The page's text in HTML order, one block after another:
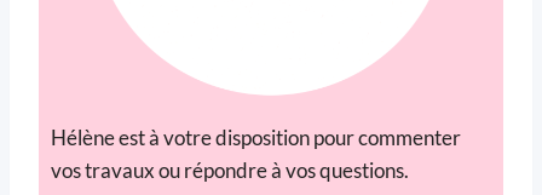
Hélène est à votre disposition pour commenter
vos travaux ou répondre à vos questions.